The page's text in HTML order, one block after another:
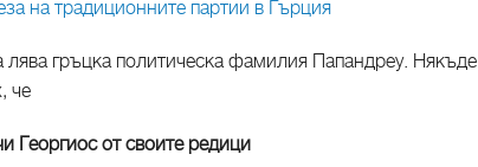
на традиционните партии в Гърция
гръцка политическа фамилия Папандреу. Някъде
че
от своите редици